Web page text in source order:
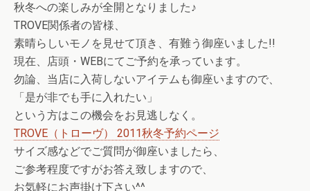
秋冬への楽しみが全開となりました♪
TROVE関係者の皆様、
素晴らしいモノを見せて頂き、有難う御座いました!!
現在、店頭・WEBにてご予約を承っています。
勿論、当店に入荷しないアイテムも御座いますので、
「是が非でも手に入れたい」
という方はこの機会をお見逃しなく。
TROVE（トローヴ） 2011秋冬予約ページ
サイズ感などでご質問が御座いましたら、
ご参考程度ですがお答え致しますので、
お気軽にお声掛け下さい^^